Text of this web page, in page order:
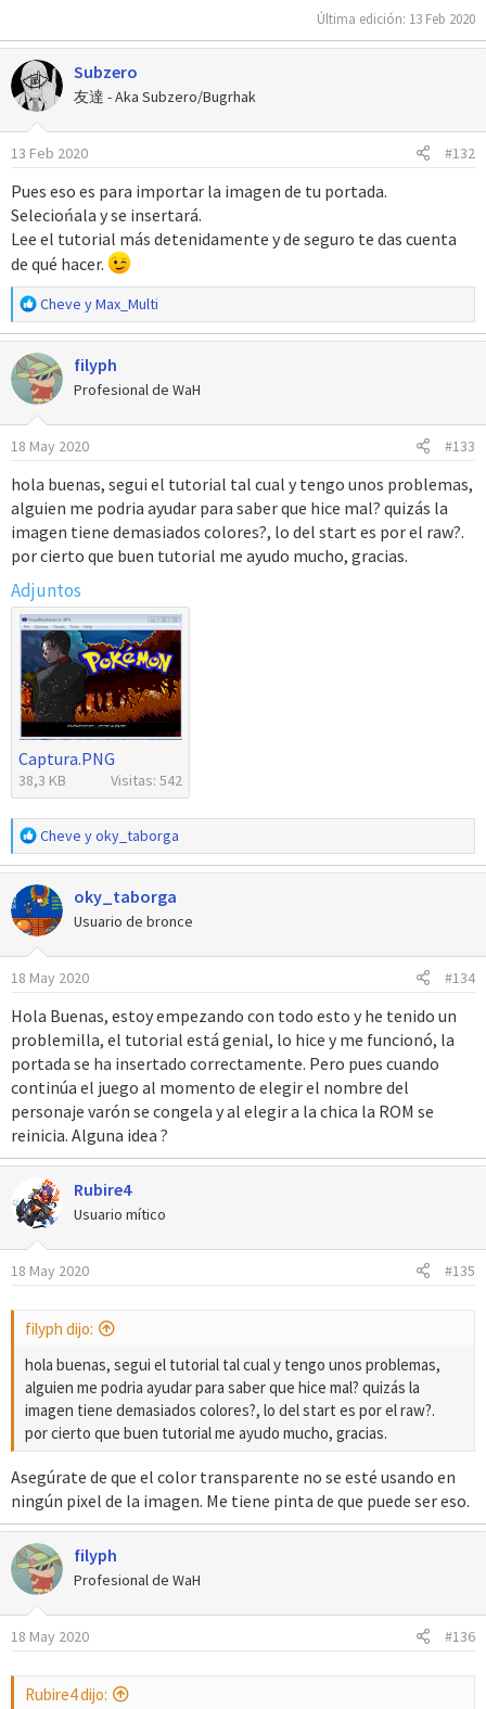
Última edición: 13 Feb 2020
Subzero
友達 - Aka Subzero/Bugrhak
13 Feb 2020 #132
Pues eso es para importar la imagen de tu portada.
Seleciońala y se insertará.
Lee el tutorial más detenidamente y de seguro te das cuenta
de qué hacer.
R
e
a
c
c
i
o
n
s
:
Cheve yMax_Multi
filyph
Profesional de WaH
18 May 2020 #133
hola buenas, segui el tutorial tal cual y tengo unos problemas,
alguien me podria ayudar para saber que hice mal? quizás la
imagen tiene demasiados colores?, lo del start es por el raw?.
por cierto que buen tutorial me ayudo mucho, gracias.
Adjuntos
Captura.PNG
38,3 KB Visitas: 542
R
e
a
c
c
i
o
n
s
:
Cheve yoky_taborga
oky_taborga
Usuario de bronce
18 May 2020 #134
Hola Buenas, estoy empezando con todo esto y he tenido un
problemilla, el tutorial está genial, lo hice y me funcionó, la
portada se ha insertado correctamente. Pero pues cuando
continúa el juego al momento de elegir el nombre del
personaje varón se congela y al elegir a la chica la ROM se
reinicia. Alguna idea ?
Rubire4
Usuario mítico
18 May 2020 #135
filyph dijo:
hola buenas, segui el tutorial tal cual y tengo unos problemas,
alguien me podria ayudar para saber que hice mal? quizás la
imagen tiene demasiados colores?, lo del start es por el raw?.
por cierto que buen tutorial me ayudo mucho, gracias.
Asegúrate de que el color transparente no se esté usando en
ningún pixel de la imagen. Me tiene pinta de que puede ser eso.
filyph
Profesional de WaH
18 May 2020 #136
Rubire4 dijo: